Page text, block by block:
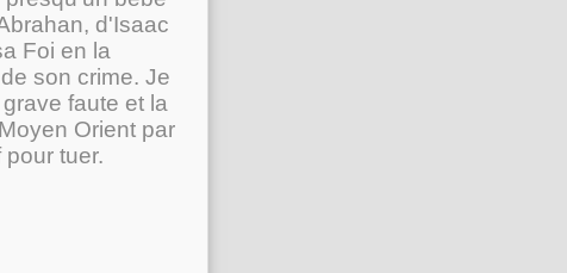
d'Isaac
Foi en la
son crime. Je
faute et la
Orient par
tuer.